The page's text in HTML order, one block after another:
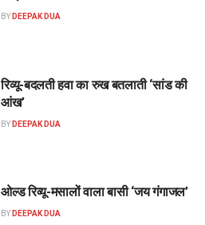
BY DEEPAK DUA
रिव्यू-बदलती हवा का रुख बतलाती ‘सांड की
आंख’
BY DEEPAK DUA
ओल्ड रिव्यू-मसालों वाला बासी ‘जय गंगाजल’
BY DEEPAK DUA